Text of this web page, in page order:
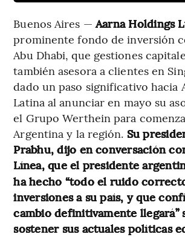
Buenos Aires —Aarna Holdings
prominente fondo de inversión
Abu Dhabi, que gestiones
también asesora a clientes en
dado un paso significativo hacia
Latina al anunciar en mayo su
el Grupo Werthein para
Argentina y la región. Su
Prabhu, dijo en conversación
Línea, que el presidente
ha hecho “todo el ruido
inversiones a su país, y que
cambio definitivamente llegará”
sostener sus actuales políticas